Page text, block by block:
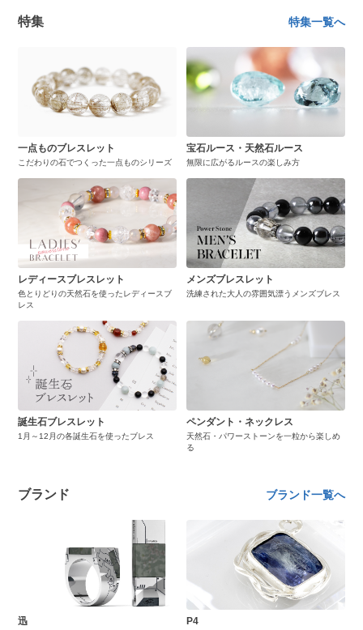
特集 特集一覧へ
一点ものブレスレット
こだわりの石でつくった一点ものシリーズ
宝石ルース・天然石ルース
無限に広がるルースの楽しみ方
レディースブレスレット
色とりどりの天然石を使ったレディースブ
レス
メンズブレスレット
洗練された大人の雰囲気漂うメンズブレス
誕生石ブレスレット
1月～12月の各誕生石を使ったブレス
ペンダント・ネックレス
天然石・パワーストーンを一粒から楽しめ
る
ブランド ブランド一覧へ
迅 P4